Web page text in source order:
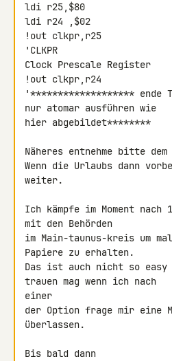
ldi r25,$80
ldi r24 ,$02
!out clkpr,r25
'CLKPR
Clock Prescale Register
!out clkpr,r24
'******************* ende
nur atomar ausführen wie
hier abgebildet********
Näheres entnehme bitte
Wenn die Urlaubs dann
weiter.
Ich kämpfe im Moment nach
mit den Behörden
im Main-taunus-kreis um
Papiere zu erhalten.
Das ist auch nicht so
trauen mag wenn ich nach
einer
der Option frage mir eine
überlassen.
Bis bald dann